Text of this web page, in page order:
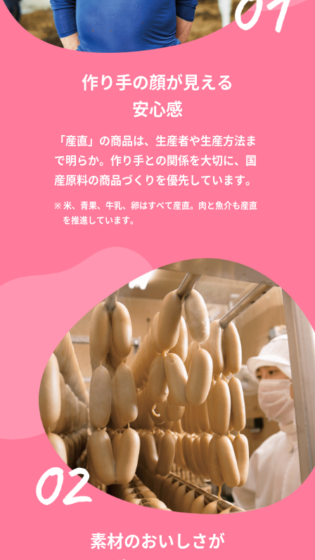
作り手の顔が見える
安心感
「産直」の商品は、生産者や生産方法ま
で明らか。作り手との関係を大切に、国
産原料の商品づくりを優先しています。
※ 米、青果、牛乳、卵はすべて産直。肉と魚介も産直
を推進しています。
素材のおいしさが